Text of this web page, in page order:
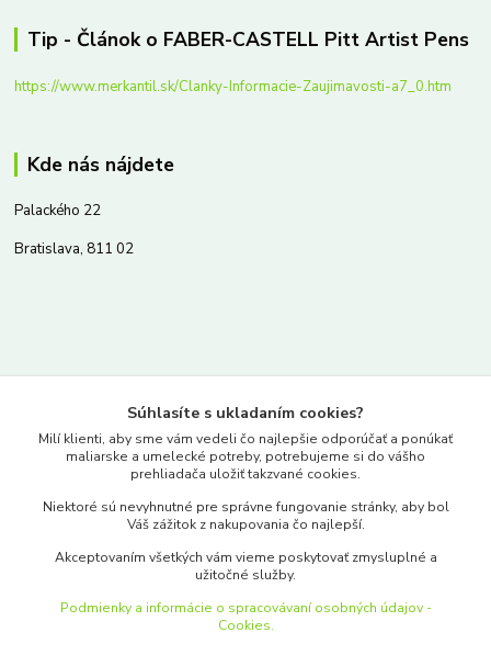
Tip - Článok o FABER-CASTELL Pitt Artist Pens
https://www.merkantil.sk/Clanky-Informacie-Zaujimavosti-a7_0.htm
Kde nás nájdete
Palackého 22
Bratislava, 811 02
www.merkantil.sk
Pondelok-Piatok: 9.00-17.00hod.
objednavky@merkantil-obchod.sk
Súhlasíte s ukladaním cookies?
Milí klienti, aby sme vám vedeli čo najlepšie odporúčať a ponúkať
maliarske a umelecké potreby, potrebujeme si do vášho
prehliadača uložiť takzvané cookies.
Niektoré sú nevyhnutné pre správne fungovanie stránky, aby bol
Váš zážitok z nakupovania čo najlepší.
Akceptovaním všetkých vám vieme poskytovať zmysluplné a
užitočné služby.
Podmienky a informácie o spracovávaní osobných údajov -
Cookies.